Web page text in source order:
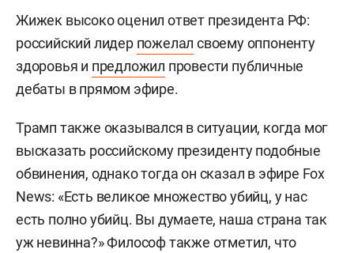
Жижек высоко оценил ответ президента РФ:
российский лидер пожелал своему оппоненту
здоровья и предложил провести публичные
дебаты в прямом эфире.
Трамп также оказывался в ситуации, когда мог
высказать российскому президенту подобные
обвинения, однако тогда он сказал в эфире Fox
News: «Есть великое множество убийц, у нас
есть полно убийц. Вы думаете, наша страна так
уж невинна?» Философ также отметил, что